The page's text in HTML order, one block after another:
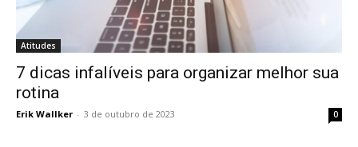
Atitudes
7 dicas infalíveis para organizar melhor sua
rotina
Erik Wallker - 3 de outubro de 2023 0